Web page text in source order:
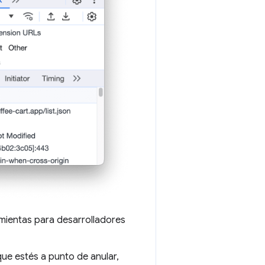
para desarrolladores
estés a punto de anular,